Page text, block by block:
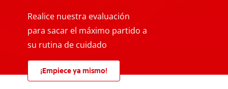
Realice nuestra evaluación
para sacar el máximo partido a
su rutina de cuidado
¡Empiece ya mismo!